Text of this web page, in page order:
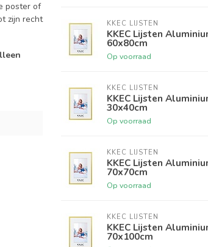
poster of
zijn recht
KKEC LIJSTEN
KKEC Lijsten
60x80cm
Op voorraad
KKEC LIJSTEN
KKEC Lijsten
30x40cm
Op voorraad
KKEC LIJSTEN
KKEC Lijsten
70x70cm
Op voorraad
KKEC LIJSTEN
KKEC Lijsten
70x100cm